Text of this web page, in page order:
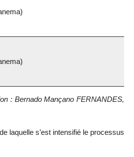
: Bernado Mançano FERNANDES,
laquelle s’est intensifié le processus